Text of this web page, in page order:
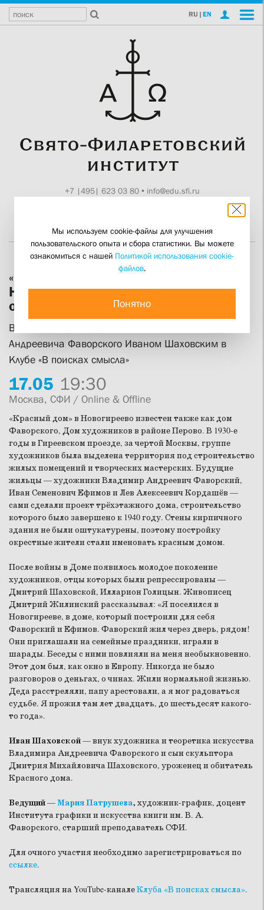
RU | EN
+7 |495| 623 03 80• info@edu.sfi.ru
«Красный дом» художников в
Новогирееве: его строители и
обитатели
Встреча с внуком художника Владимира
Андреевича Фаворского Иваном Шаховским в
Клубе «В поисках смысла»
17.05 19:30
Москва, СФИ / Online & Offline
«Красный дом» в Новогиреево известен также как дом
Фаворского, Дом художников в районе Перово. В 1930-е
годы в Гиреевском проезде, за чертой Москвы, группе
художников была выделена территория под строительство
жилых помещений и творческих мастерских. Будущие
жильцы — художники Владимир Андреевич Фаворский,
Иван Семенович Ефимов и Лев Алексеевич Кордашёв —
сами сделали проект трёхэтажного дома, строительство
которого было завершено к 1940 году. Стены кирпичного
здания не были оштукатурены, поэтому постройку
окрестные жители стали именовать красным домом.
После войны в Доме появилось молодое поколение
художников, отцы которых были репрессированы —
Дмитрий Шаховской, Илларион Голицын. Живописец
Дмитрий Жилинский рассказывал: «Я поселился в
Новогирееве, в доме, который построили для себя
Фаворский и Ефимов. Фаворский жил через дверь, рядом!
Они приглашали на семейные праздники, играли в
шарады. Беседы с ними повлияли на меня необыкновенно.
Этот дом был, как окно в Европу. Никогда не было
разговоров о деньгах, о чинах. Жили нормальной жизнью.
Деда расстреляли, папу арестовали, а я мог радоваться
судьбе. Я прожил там лет двадцать, до шестьдесят какого-
то года».
Иван Шаховской— внук художника и теоретика искусства
Владимира Андреевича Фаворского и сын скульптора
Дмитрия Михайловича Шаховского, уроженец и обитатель
Красного дома.
Ведущий—Мария Патрушева, художник-график, доцент
Института графики и искусства книги им. В. А.
Фаворского, старший преподаватель СФИ.
Для очного участия необходимо зарегистрироваться по
ссылке.
Трансляция на YouTube-каналеКлуба «В поисках смысла».
Мы используем cookie-файлы для улучшения
пользовательского опыта и сбора статистики. Вы можете
ознакомиться с нашей Политикой использования cookie-
файлов.
Понятно